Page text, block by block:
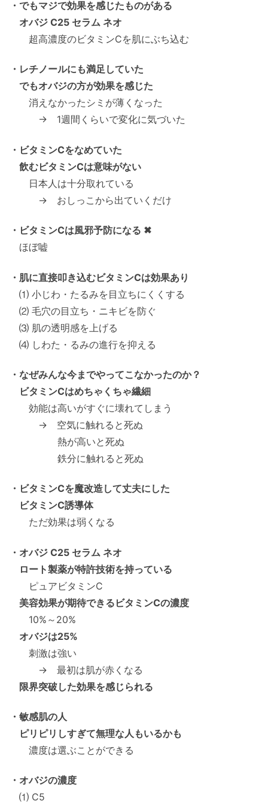
・でもマジで効果を感じたものがある
オバジ C25 セラム ネオ
超高濃度のビタミンCを肌にぶち込む
・レチノールにも満足していた
でもオバジの方が効果を感じた
消えなかったシミが薄くなった
→ 1週間くらいで変化に気づいた
・ビタミンCをなめていた
飲むビタミンCは意味がない
日本人は十分取れている
→ おしっこから出ていくだけ
・ビタミンCは風邪予防になる ✖
ほぼ嘘
・肌に直接叩き込むビタミンCは効果あり
⑴ 小じわ・たるみを目立ちにくくする
⑵ 毛穴の目立ち・ニキビを防ぐ
⑶ 肌の透明感を上げる
⑷ しわた・るみの進行を抑える
・なぜみんな今までやってこなかったのか？
ビタミンCはめちゃくちゃ繊細
効能は高いがすぐに壊れてしまう
→ 空気に触れると死ぬ
熱が高いと死ぬ
鉄分に触れると死ぬ
・ビタミンCを魔改造して丈夫にした
ビタミンC誘導体
ただ効果は弱くなる
・オバジ C25 セラム ネオ
ロート製薬が特許技術を持っている
ピュアビタミンC
美容効果が期待できるビタミンCの濃度
10%～20%
オバジは25%
刺激は強い
→ 最初は肌が赤くなる
限界突破した効果を感じられる
・敏感肌の人
ピリピリしすぎて無理な人もいるかも
濃度は選ぶことができる
・オバジの濃度
⑴ C5